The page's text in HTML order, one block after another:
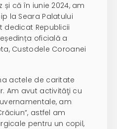
și că în iunie 2024, am
la Seara Palatului
dedicat Republicii
oficială a
Custodele Coroanei
actele de caritate
Am avut activităţi cu
am
astfel am
pentru un copil,